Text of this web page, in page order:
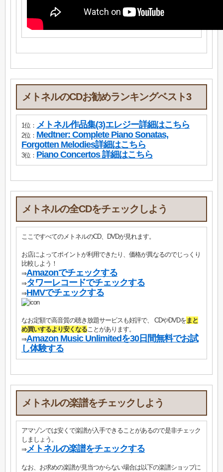
メトネルのCDお勧めランキングベスト3
1位： メトネル作品集(3)エレジー詳細はこちら
2位： Medtner: Complete Piano Sonatas,
Forgotten Melodies詳細はこちら
3位： Piano Concertos 詳細はこちら
メトネルの全CDをチェックしよう
ここですべてのメトネルのCD、DVDが見れます。
お店によってポイントが利用できたり、価格が異なるのでじっくり
比較しよう！
⇒Amazonでチェックする
⇒タワーレコードでチェックする
⇒HMVでチェックする
なお定額で高音質の聴き放題サービスも好評で、 CDやDVDをまと
め買いするより安くなることがあります。
⇒Amazon Music Unlimitedを30日間無料でお試
し体験する
メトネルの楽譜をチェックしよう
アマゾンでは安くで楽譜が入手できることがあるので是非チェック
しましょう。
⇒メトネルの楽譜をチェックする
なお、お求めの楽譜が見当つからない場合は以下の楽譜ショップに